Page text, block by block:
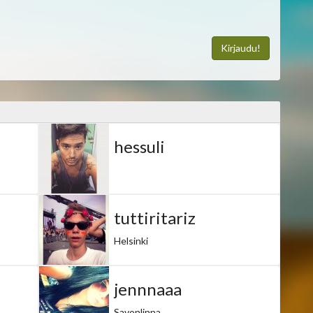
Kirjaudu!
hessuli
tuttiritariz
Helsinki
jennnaaa